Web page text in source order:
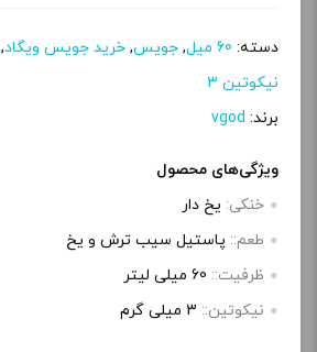
دسته: 60 میل , جویس, خرید جویس ویگاد,
نیکوتین 3
برند: vgod
ویژگی‌های محصول
خنکی: یخ دار
طعم:: پاستیل سیب ترش و یخ
ظرفیت:: 60 میلی‌ لیتر
نیکوتین:: 3 میلی‌ گرم